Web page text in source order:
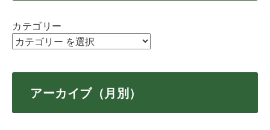
カテゴリー
アーカイブ（月別）